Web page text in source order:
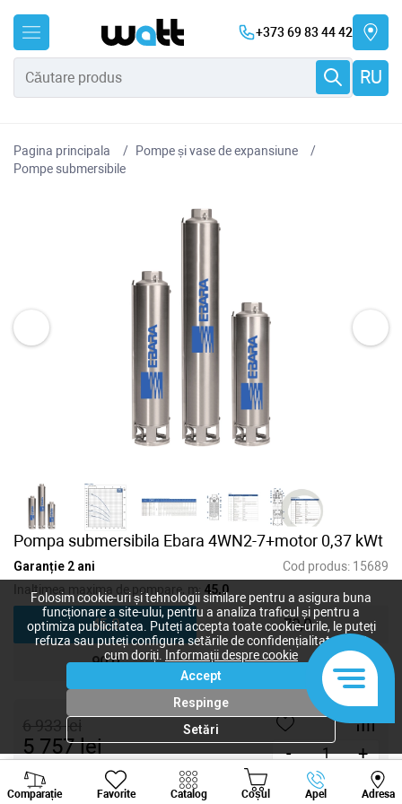
+373 69 83 44 42
RU
Pagina principala
Pompe și vase de expansiune
Pompe submersibile
Pompa submersibila Ebara 4WN2-7+motor 0,37 kWt
Garanție 2 ani Cod produs: 15689
Inaltimea maxima de pompare, m: 45,0
45,0 70,0
90,0
6 933lei
5 757lei - +
Cumpără acum
Comparație Favorite Catalog Coșul Apel Adresa
Viber Whatsapp
Folosim cookie-uri și tehnologii similare pentru a asigura buna
funcționare a site-ului, pentru a analiza traficul și pentru a
optimiza publicitatea. Puteți accepta toate cookie-urile, le puteți
refuza sau puteți configura setările de confidențialitate după
cum doriți.
Informații despre cookie
Accept
Respinge
Setări